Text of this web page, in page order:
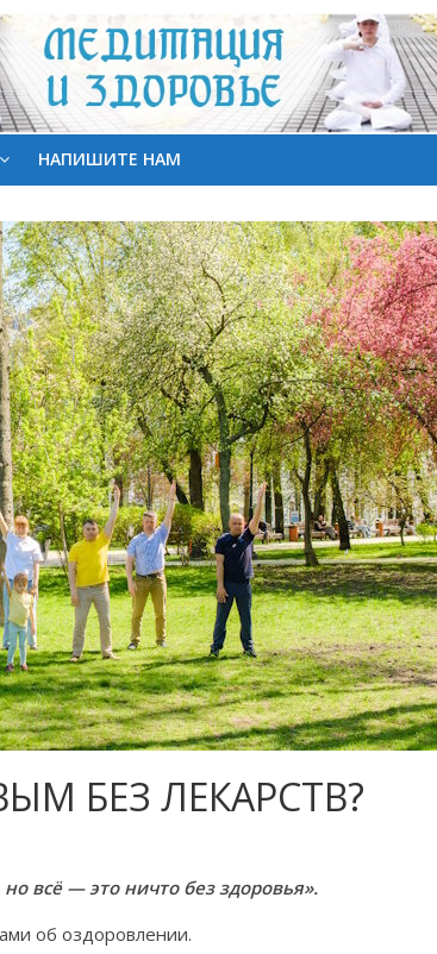
НАПИШИТЕ НАМ
БЕЗ ЛЕКАРСТВ?
всё — это ничто без здоровья».
об оздоровлении.